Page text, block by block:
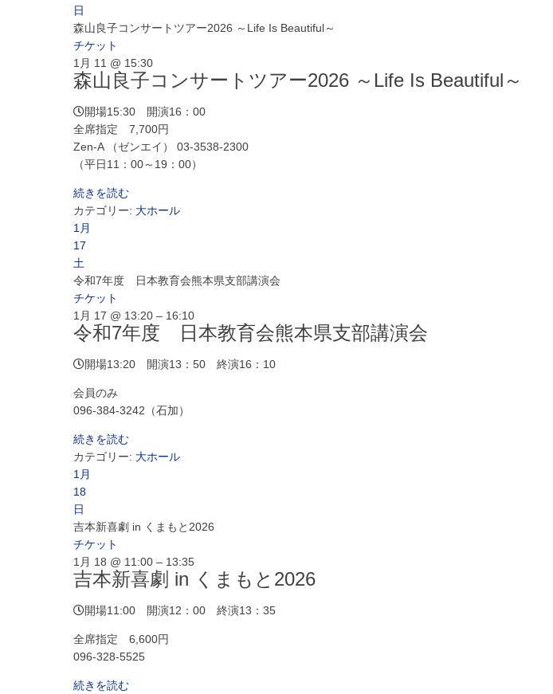
日
森山良子コンサートツアー2026 ～Life Is Beautiful～
チケット
1月 11 @ 15:30
森山良子コンサートツアー2026 ～Life Is Beautiful～
開場15:30 開演16：00
全席指定 7,700円
Zen-A （ゼンエイ） 03-3538-2300
（平日11：00～19：00）
続きを読む
カテゴリー: 大ホール
1月
17
土
令和7年度 日本教育会熊本県支部講演会
チケット
1月 17 @ 13:20 – 16:10
令和7年度 日本教育会熊本県支部講演会
開場13:20 開演13：50 終演16：10
会員のみ
096-384-3242（石加）
続きを読む
カテゴリー: 大ホール
1月
18
日
吉本新喜劇 in くまもと2026
チケット
1月 18 @ 11:00 – 13:35
吉本新喜劇 in くまもと2026
開場11:00 開演12：00 終演13：35
全席指定 6,600円
096-328-5525
続きを読む